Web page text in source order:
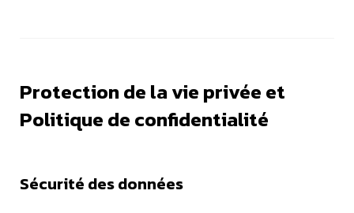
Protection de la vie privée et
Politique de confidentialité
Sécurité des données